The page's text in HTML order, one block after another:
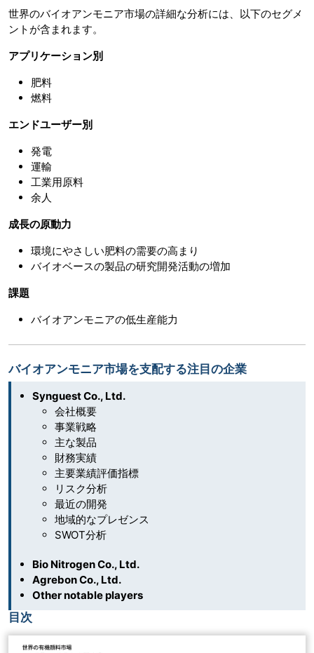
世界のバイオアンモニア市場の詳細な分析には、以下のセグメ
ントが含まれます。
アプリケーション別
肥料
燃料
エンドユーザー別
発電
運輸
工業用原料
余人
成長の原動力
環境にやさしい肥料の需要の高まり
バイオベースの製品の研究開発活動の増加
課題
バイオアンモニアの低生産能力
バイオアンモニア市場を支配する注目の企業
Synguest Co., Ltd.
会社概要
事業戦略
主な製品
財務実績
主要業績評価指標
リスク分析
最近の開発
地域的なプレゼンス
SWOT分析
Bio Nitrogen Co., Ltd.
Agrebon Co., Ltd.
Other notable players
目次